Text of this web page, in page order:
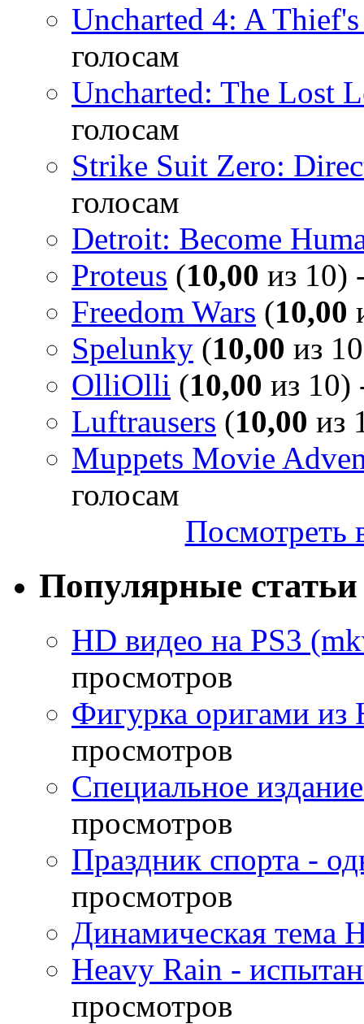
Uncharted 4: A
голосам
Uncharted: The Lost
голосам
Strike Suit Zero:
голосам
Detroit: Become
Proteus (10,00 из 10)
Freedom Wars (10,00
Spelunky (10,00 из
OlliOlli (10,00 из 10)
Luftrausers (10,00 из
Muppets Movie
голосам
Посмотреть
Популярные статьи
HD видео на PS3
просмотров
Фигурка оригами из
просмотров
Специальное
просмотров
Праздник спорта -
просмотров
Динамическая тема
Heavy Rain -
просмотров